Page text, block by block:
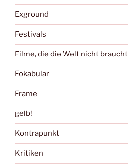
Exground
Festivals
Filme, die die Welt nicht braucht
Fokabular
Frame
gelb!
Kontrapunkt
Kritiken